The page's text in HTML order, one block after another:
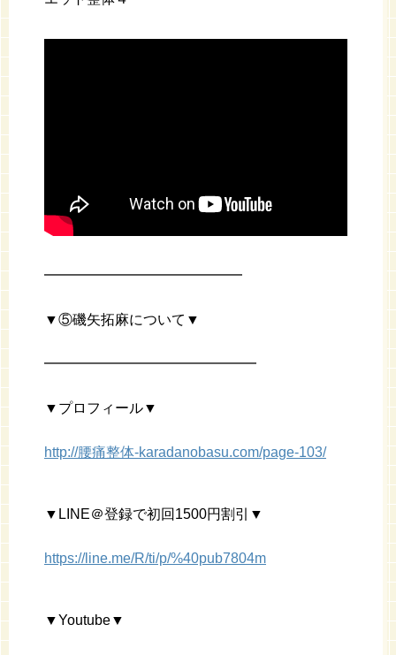
━━━━━━━━━━━━━━
▼⑤磯矢拓麻について▼
━━━━━━━━━━━━━━━
▼プロフィール▼
http://腰痛整体-karadanobasu.com/page-103/
▼LINE＠登録で初回1500円割引▼
https://line.me/R/ti/p/%40pub7804m
▼Youtube▼